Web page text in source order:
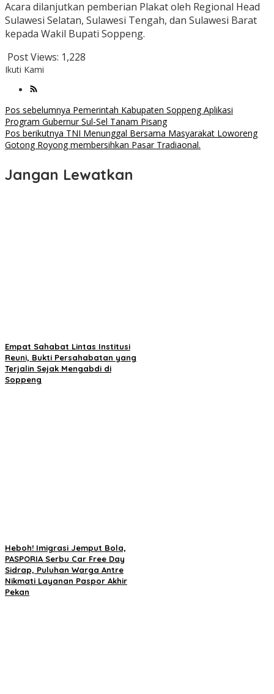
Acara dilanjutkan pemberian Plakat oleh Regional Head
Sulawesi Selatan, Sulawesi Tengah, dan Sulawesi Barat
kepada Wakil Bupati Soppeng.
Post Views: 1,228
Ikuti Kami
Navigasi
pos
Pos sebelumnya Pemerintah Kabupaten Soppeng Aplikasi
Program Gubernur Sul-Sel Tanam Pisang
Pos berikutnya TNI Menunggal Bersama Masyarakat Loworeng
Gotong Royong membersihkan Pasar Tradiaonal.
Jangan Lewatkan
Empat Sahabat Lintas Institusi
Reuni, Bukti Persahabatan yang
Terjalin Sejak Mengabdi di
Soppeng
Heboh! Imigrasi Jemput Bola,
PASPORIA Serbu Car Free Day
Sidrap, Puluhan Warga Antre
Nikmati Layanan Paspor Akhir
Pekan